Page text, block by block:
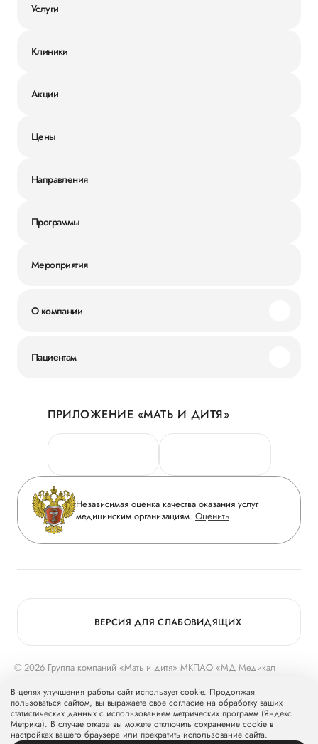
Услуги
Клиники
Акции
Цены
Направления
Программы
Мероприятия
О компании
Новости
Руководство
Сотрудничество
Инвесторам
Журнал «Мать и дитя»
Вакансии
Медицинский туризм
Пациентам
Личный кабинет
Персональные данные
Горячая линия качества
Вопрос-ответ
Приложение пациента
Статьи
ПРИЛОЖЕНИЕ «МАТЬ И ДИТЯ»
Независимая оценка качества оказания услуг
медицинским организациям. Оценить
© 2026 Группа компаний «Мать и дитя» МКПАО «МД Медикал
Группу компаний «Мать и дитя».
ВЕРСИЯ ДЛЯ СЛАБОВИДЯЩИХ
В целях улучшения работы сайт использует cookie. Продолжая
пользоваться сайтом, вы выражаете свое согласие на обработку ваших
статистических данных с использованием метрических программ (Яндекс
Метрика). В случае отказа вы можете отключить сохранение cookie в
настройках вашего браузера или прекратить использование сайта.